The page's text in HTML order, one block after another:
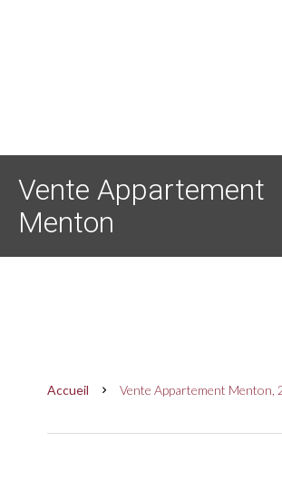
Vente Appartement
Menton
Accueil Vente Appartement Menton,